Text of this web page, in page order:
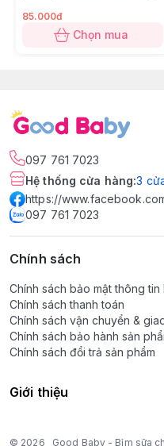
85.000đ
Chọn mua
097 761 7023
Hệ thống cửa hàng:3
https://
097 761 7023
Chính sách
Chính sách bảo mật thông tin
Chính sách thanh toán
Chính sách vận chuyển &
Chính sách bảo hành sản
Chính sách đổi trả sản phẩm
Giới thiệu
© 2026 Good Baby - Bỉm sữa